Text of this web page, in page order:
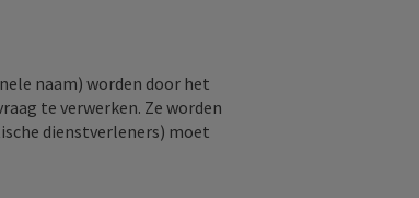
naam) worden door het
te verwerken. Ze worden
dienstverleners) moet